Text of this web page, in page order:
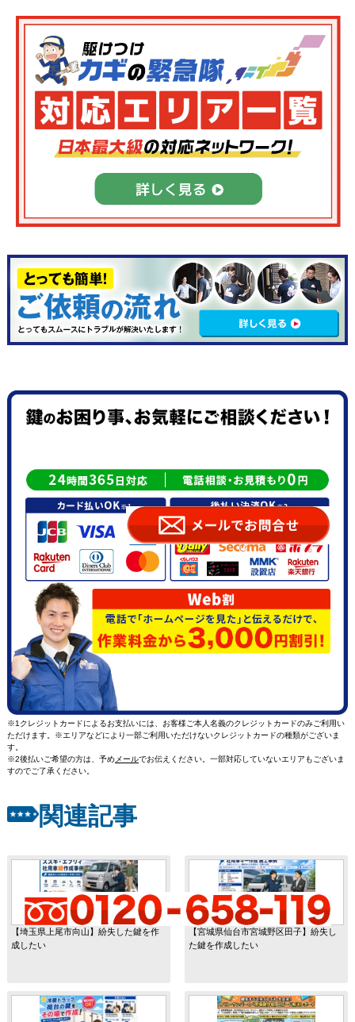
※1クレジットカードによるお支払いには、お客様ご本人名義のクレジットカードのみご利用い
ただけます。※エリアなどにより一部ご利用いただけないクレジットカードの種類がございま
す。
※2後払いご希望の方は、予めメールでお伝えください。一部対応していないエリアもございま
すのでご了承ください。
関連記事
【埼玉県上尾市向山】紛失した鍵を作
成したい
【宮城県仙台市宮城野区田子】紛失し
た鍵を作成したい